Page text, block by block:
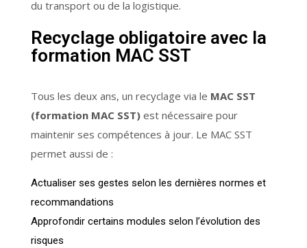
du transport ou de la logistique.
Recyclage obligatoire avec la
formation MAC SST
Tous les deux ans, un recyclage via le MAC SST
(formation MAC SST) est nécessaire pour
maintenir ses compétences à jour. Le MAC SST
permet aussi de :
Actualiser ses gestes selon les dernières normes et
recommandations
Approfondir certains modules selon l’évolution des
risques